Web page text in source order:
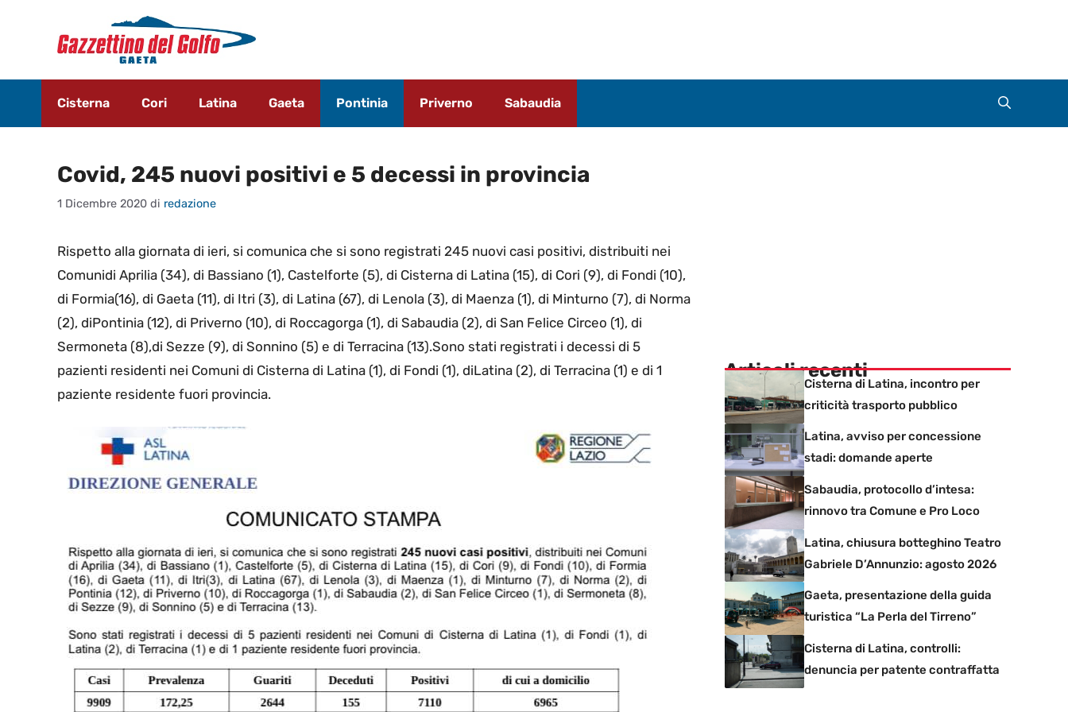
contenuto
Cisterna Cori Latina Gaeta Pontinia Priverno Sabaudia
Covid, 245 nuovi positivi e 5 decessi in provincia
1 Dicembre 2020 di redazione
Rispetto alla giornata di ieri, si comunica che si sono registrati 245 nuovi casi positivi, distribuiti nei
Comunidi Aprilia (34), di Bassiano (1), Castelforte (5), di Cisterna di Latina (15), di Cori (9), di Fondi (10),
di Formia(16), di Gaeta (11), di Itri (3), di Latina (67), di Lenola (3), di Maenza (1), di Minturno (7), di Norma
(2), diPontinia (12), di Priverno (10), di Roccagorga (1), di Sabaudia (2), di San Felice Circeo (1), di
Sermoneta (8),di Sezze (9), di Sonnino (5) e di Terracina (13).Sono stati registrati i decessi di 5
pazienti residenti nei Comuni di Cisterna di Latina (1), di Fondi (1), diLatina (2), di Terracina (1) e di 1
paziente residente fuori provincia.
Articoli recenti
Cisterna di Latina, incontro per
criticità trasporto pubblico
Latina, avviso per concessione
stadi: domande aperte
Sabaudia, protocollo d’intesa:
rinnovo tra Comune e Pro Loco
Latina, chiusura botteghino Teatro
Gabriele D’Annunzio: agosto 2026
Gaeta, presentazione della guida
turistica “La Perla del Tirreno”
Cisterna di Latina, controlli:
denuncia per patente contraffatta